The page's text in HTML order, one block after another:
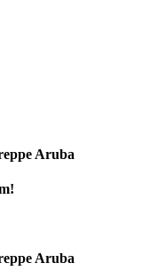
Aruba
Aruba